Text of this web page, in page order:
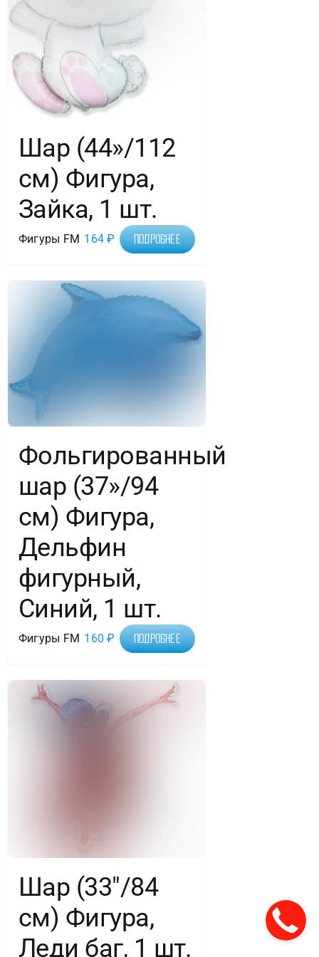
Шар (44»/112
см) Фигура,
Зайка, 1 шт.
Фигуры FM 164₽ Подробнее
Фольгированный
шар (37»/94
см) Фигура,
Дельфин
фигурный,
Синий, 1 шт.
Фигуры FM 160₽ Подробнее
Шар (33″/84
см) Фигура,
Леди баг, 1 шт.